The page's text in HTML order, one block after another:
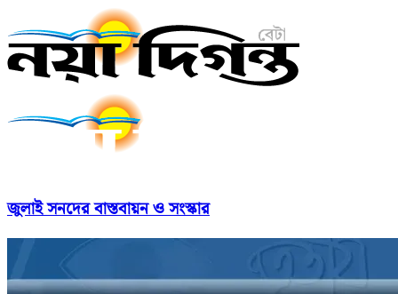
জুলাই সনদের বাস্তবায়ন ও সংস্কার